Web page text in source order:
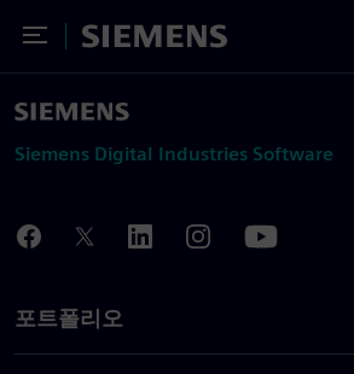
Toggle Menu
Siemens
Siemens Digital Industries Software
포트폴리오